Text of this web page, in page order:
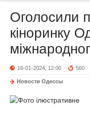
Оголосили
кіноринку
16-01-2024, 12:00 560
Новости Одессы